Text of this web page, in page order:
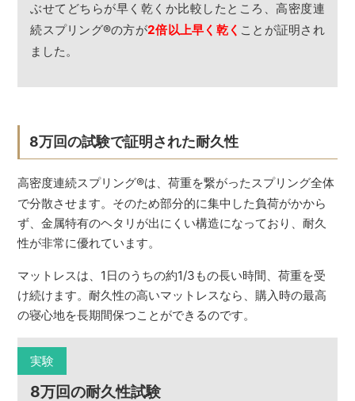
ぶせてどちらが早く乾くか比較したところ、高密度連
続スプリング®の方が2倍以上早く乾く ことが証明され
ました。
8万回の試験で証明された耐久性
高密度連続スプリング®は、荷重を繋がったスプリング全体
で分散させます。そのため部分的に集中した負荷がかから
ず、金属特有のヘタリが出にくい構造になっており、耐久
性が非常に優れています。
マットレスは、1日のうちの約1/3もの長い時間、荷重を受
け続けます。耐久性の高いマットレスなら、購入時の最高
の寝心地を長期間保つことができるのです。
実験
8万回の耐久性試験